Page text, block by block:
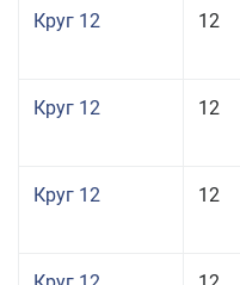
Круг 12 12
Круг 12 12
Круг 12 12